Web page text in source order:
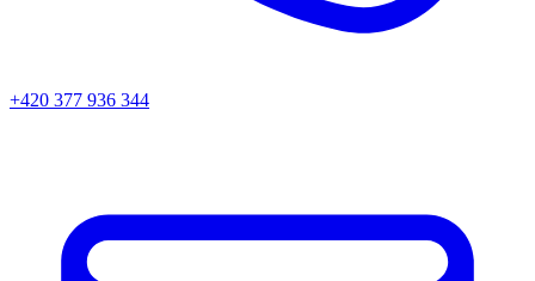
+420 377 936 344